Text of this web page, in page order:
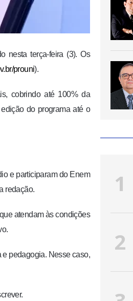
nesta terça-feira (3). Os
prouni).
cobrindo até 100% da
do programa até o
e participaram do Enem
redação.
atendam às condições
e pedagogia. Nesse caso,